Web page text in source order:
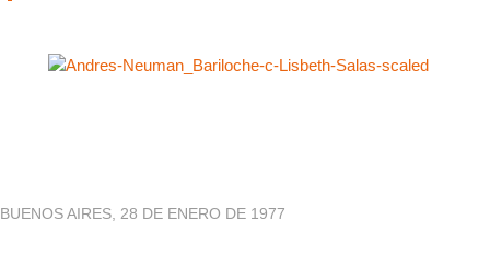
BUENOS AIRES, 28 DE ENERO DE 1977